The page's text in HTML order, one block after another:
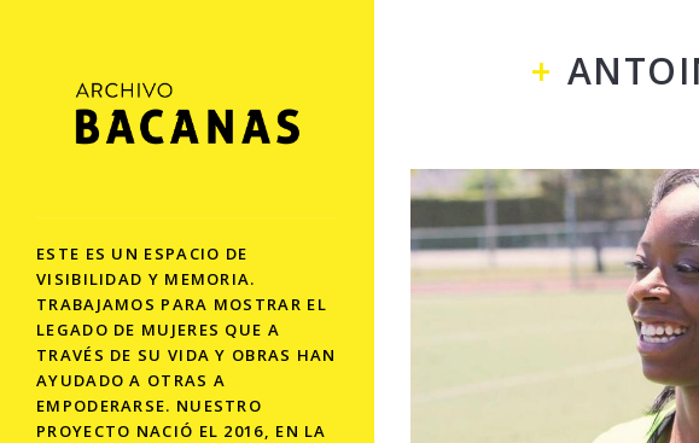
ESTE ES UN ESPACIO DE
VISIBILIDAD Y MEMORIA.
TRABAJAMOS PARA MOSTRAR EL
LEGADO DE MUJERES QUE A
TRAVÉS DE SU VIDA Y OBRAS HAN
AYUDADO A OTRAS A
EMPODERARSE. NUESTRO
PROYECTO NACIÓ EL 2016, EN LA